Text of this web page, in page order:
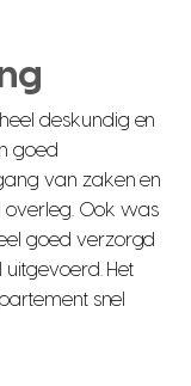
deskundig en
goed
van zaken en
overleg. Ook was
goed verzorgd
Het
snel